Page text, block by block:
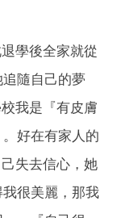
學後全家就從
隨自己的夢
我是『有皮膚
好在有家人的
失去信心，她
很美麗，那我